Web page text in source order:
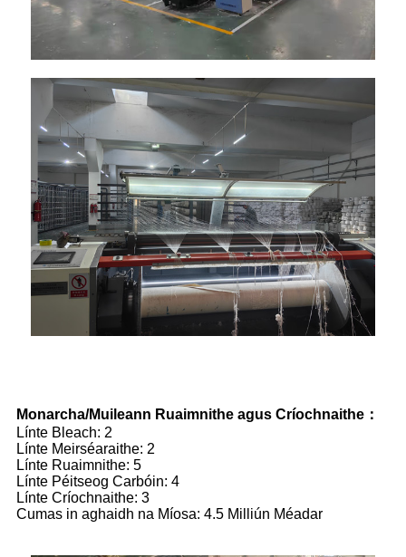
Monarcha/Muileann Ruaimnithe agus Críochnaithe ：
Línte Bleach: 2
Línte Meirséaraithe: 2
Línte Ruaimnithe: 5
Línte Péitseog Carbóin: 4
Línte Críochnaithe: 3
Cumas in aghaidh na Míosa: 4.5 Milliún Méadar